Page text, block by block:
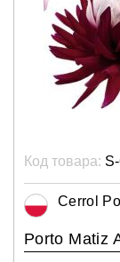
Код товара:
Cerrol
Porto Matiz